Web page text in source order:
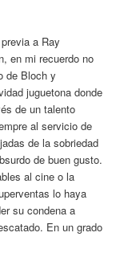
a Ray
en mi recuerdo no
de Bloch y
juguetona donde
de un talento
al servicio de
de la sobriedad
de buen gusto.
al cine o la
lo haya
su condena a
En un grado